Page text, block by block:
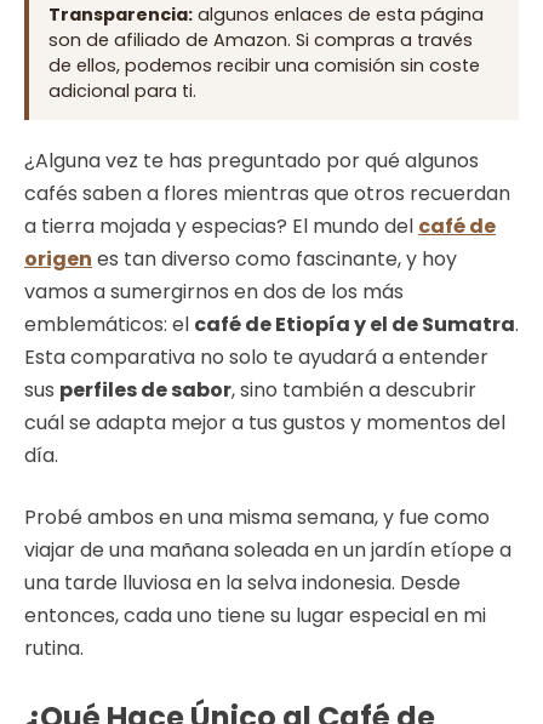
Transparencia: algunos enlaces de esta página
son de afiliado de Amazon. Si compras a través
de ellos, podemos recibir una comisión sin coste
adicional para ti.
¿Alguna vez te has preguntado por qué algunos
cafés saben a flores mientras que otros recuerdan
a tierra mojada y especias? El mundo del café de
origen es tan diverso como fascinante, y hoy
vamos a sumergirnos en dos de los más
emblemáticos: el café de Etiopía y el de Sumatra.
Esta comparativa no solo te ayudará a entender
sus perfiles de sabor, sino también a descubrir
cuál se adapta mejor a tus gustos y momentos del
día.
Probé ambos en una misma semana, y fue como
viajar de una mañana soleada en un jardín etíope a
una tarde lluviosa en la selva indonesia. Desde
entonces, cada uno tiene su lugar especial en mi
rutina.